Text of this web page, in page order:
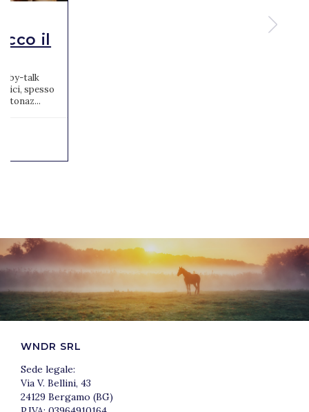
il
talk
spesso
WNDR SRL
Sede legale:
Via V. Bellini, 43
24129 Bergamo (BG)